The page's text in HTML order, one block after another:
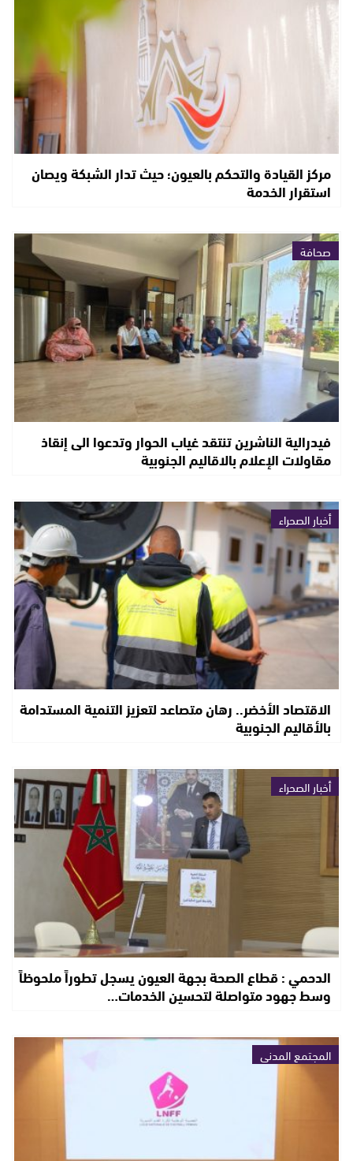
مركز القيادة والتحكم بالعيون؛ حيث تدار الشبكة ويصان
استقرار الخدمة
صحافة
فيدرالية الناشرين تنتقد غياب الحوار وتدعوا الى إنقاذ
مقاولات الإعلام بالاقاليم الجنوبية
أخبار الصحراء
الاقتصاد الأخضر.. رهان متصاعد لتعزيز التنمية المستدامة
بالأقاليم الجنوبية
أخبار الصحراء
الدحمي : قطاع الصحة بجهة العيون يسجل تطوراً ملحوظاً
وسط جهود متواصلة لتحسين الخدمات…
المجتمع المدني